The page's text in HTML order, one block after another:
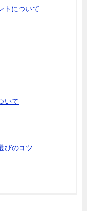
トについて
いて
びのコツ